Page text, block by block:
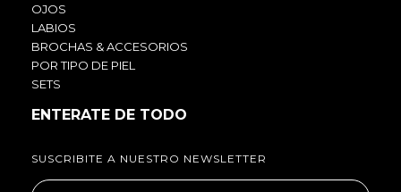
OJOS
LABIOS
BROCHAS & ACCESORIOS
POR TIPO DE PIEL
SETS
ENTERATE DE TODO
SUSCRIBITE A NUESTRO NEWSLETTER